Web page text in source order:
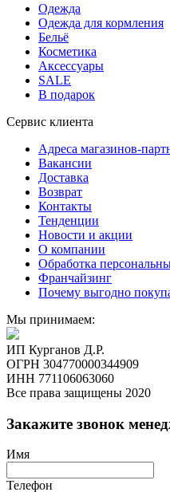
Одежда
Одежда для кормления
Бельё
Косметика
Аксессуары
SALE
В подарок
Сервис клиента
Адреса магазинов-
Вакансии
Доставка
Возврат
Контакты
Тенденции
Новости и акции
О компании
Обработка
Франчайзинг
Почему выгодно
Мы принимаем:
ИП Курганов Д.Р.
ОГРН 304770000344909
ИНН 771106063060
Все права защищены 2020
Закажите звонок
Имя
Телефон